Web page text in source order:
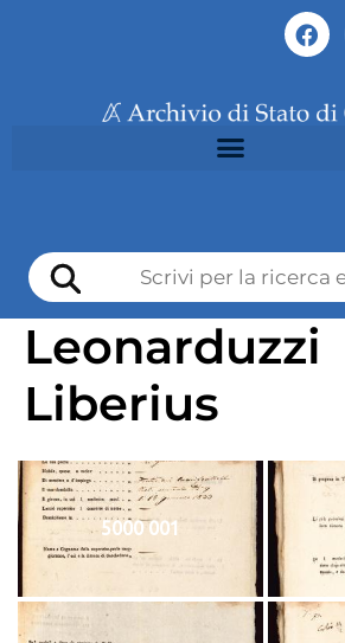
Leonarduzzi
Liberius
5000 001